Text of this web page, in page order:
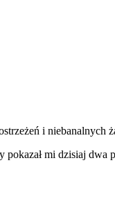
i niebanalnych
mi dzisiaj dwa